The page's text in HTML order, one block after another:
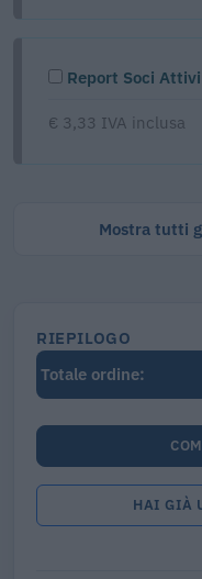
Report Soci
€ 3,33 IVA inclusa
Mostra tutti
RIEPILOGO
Totale ordine:
HAI GIÀ